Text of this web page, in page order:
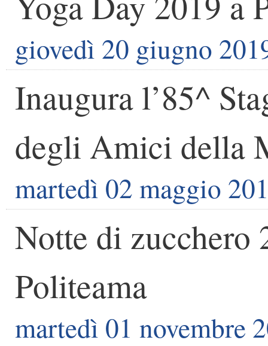
giovedì 20 giugno
Inaugura l’85^
degli Amici della
martedì 02 maggio
Notte di zucchero
Politeama
martedì 01 novembre